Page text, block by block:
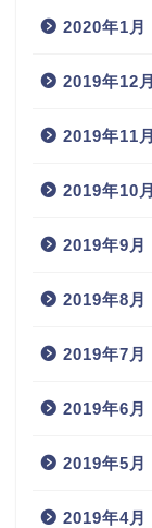
2020年1月
2019年12月
2019年11月
2019年10月
2019年9月
2019年8月
2019年7月
2019年6月
2019年5月
2019年4月